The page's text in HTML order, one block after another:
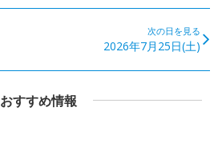
次の日を見る
2026年7月25日(土)
おすすめ情報